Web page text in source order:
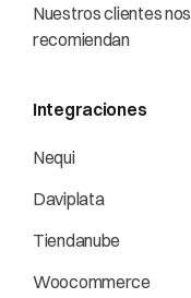
Nuestros clientes nos
recomiendan
Integraciones
Nequi
Daviplata
Tiendanube
Woocommerce